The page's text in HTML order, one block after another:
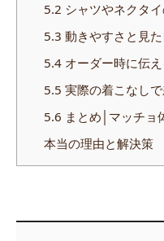
5.2 シャツやネクタ
5.3 動きやすさと見
5.4オーダー時に伝
5.5 実際の着こなし
5.6 まとめ│マッチョ
本当の理由と解決策